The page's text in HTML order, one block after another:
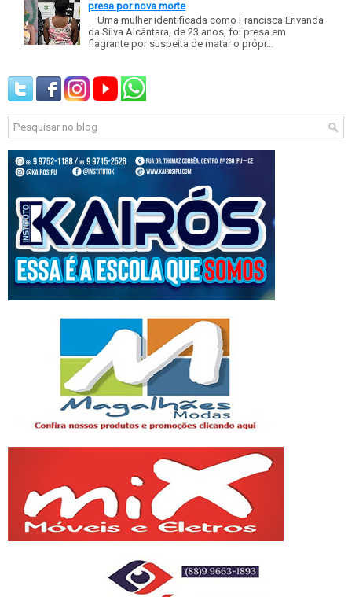
presa por nova morte
Uma mulher identificada como Francisca Erivanda
da Silva Alcântara, de 23 anos, foi presa em
flagrante por suspeita de matar o própr...